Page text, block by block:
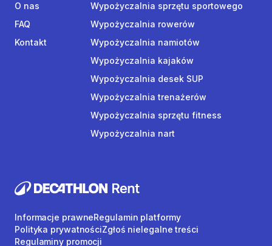
O nas
FAQ
Kontakt
Wypożyczalnia sprzętu sportowego
Wypożyczalnia rowerów
Wypożyczalnia namiotów
Wypożyczalnia kajaków
Wypożyczalnia desek SUP
Wypożyczalnia trenażerów
Wypożyczalnia sprzętu fitness
Wypożyczalnia nart
Informacje prawneRegulamin platformy
Polityka prywatnościZgłoś nielegalne treści
Regulaminy promocji